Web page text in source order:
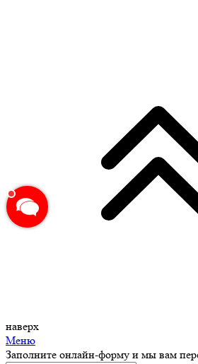
наверх
Меню
Заполните онлайн-форму и мы вам